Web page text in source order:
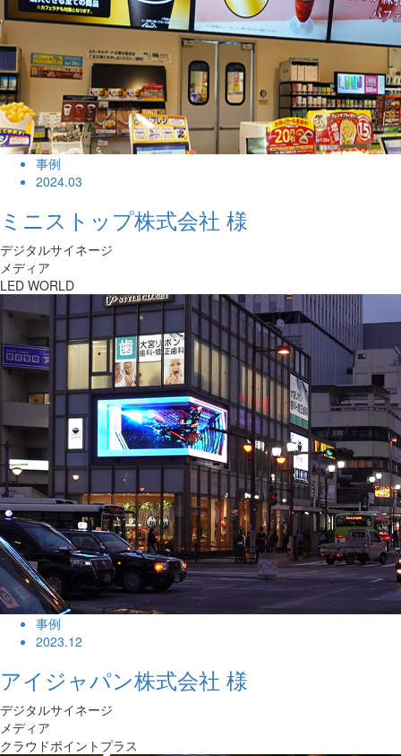
事例
2024.03
ミニストップ株式会社 様
デジタルサイネージ
メディア
LED WORLD
事例
2023.12
アイジャパン株式会社 様
デジタルサイネージ
メディア
クラウドポイントプラス